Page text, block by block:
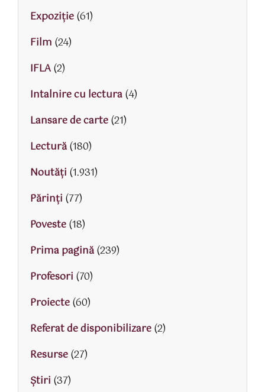
Expoziție(61)
Film (24)
IFLA(2)
Intalnire cu lectura(4)
Lansare de carte(21)
Lectură(180)
Noutăți (1.931)
Părinţi (77)
Poveste(18)
Prima pagină(239)
Profesori (70)
Proiecte(60)
Referat de disponibilizare(2)
Resurse(27)
Știri (37)